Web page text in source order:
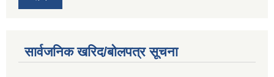
सार्वजनिक खरिद/बोलपत्र सूचना